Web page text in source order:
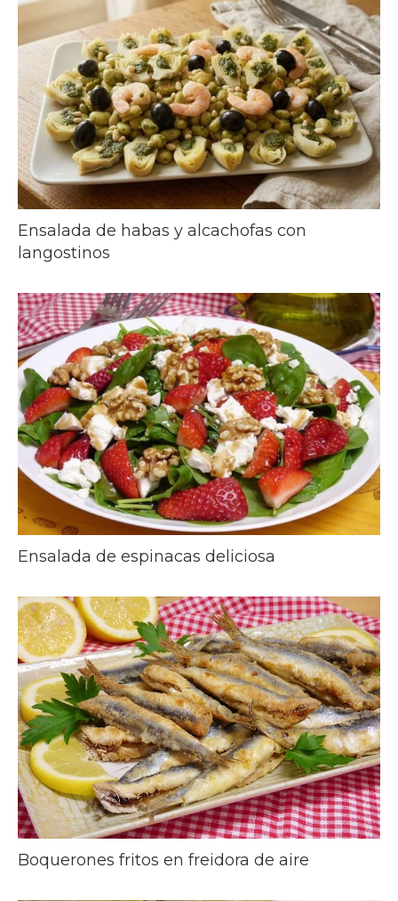
Ensalada de habas y alcachofas con
langostinos
Ensalada de espinacas deliciosa
Boquerones fritos en freidora de aire